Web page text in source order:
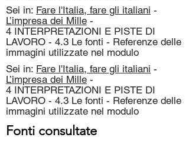
Sei in: Fare l'Italia, fare gli italiani -
L’impresa dei Mille -
4 INTERPRETAZIONI E PISTE DI
LAVORO - 4.3 Le fonti - Referenze delle
immagini utilizzate nel modulo
Sei in: Fare l'Italia, fare gli italiani -
L’impresa dei Mille -
4 INTERPRETAZIONI E PISTE DI
LAVORO - 4.3 Le fonti - Referenze delle
immagini utilizzate nel modulo
Fonti consultate